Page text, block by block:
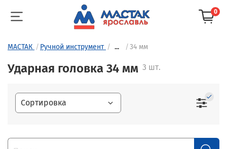
0
МАСТАК Ручной инструмент ... 34 мм
Ударная головка 34 мм 3 шт.